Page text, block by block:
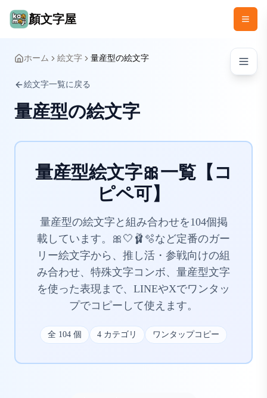
顏文字屋
ホーム 絵文字 量産型の絵文字
絵文字一覧に戻る
量産型の絵文字
量産型絵文字🎀一覧【コ
ピペ可】
量産型の絵文字と組み合わせを104個掲
載しています。🎀🤍🩰🫧など定番のガー
リー絵文字から、推し活・参戦向けの組
み合わせ、特殊文字コンボ、量産型文字
を使った表現まで、LINEやXでワンタッ
プでコピーして使えます。
全 104 個 4 カテゴリ ワンタップコピー